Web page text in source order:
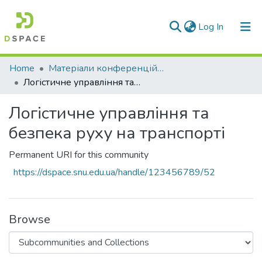
Log In (current)
Communities & Collections
All of DSpace
Statistics
Home
Матеріали конференцій та семінарів
Логістичне управління та безпека руху на транспорті
Логістичне управління та
безпека руху на транспорті
Permanent URI for this community
https://dspace.snu.edu.ua/handle/123456789/52
Browse